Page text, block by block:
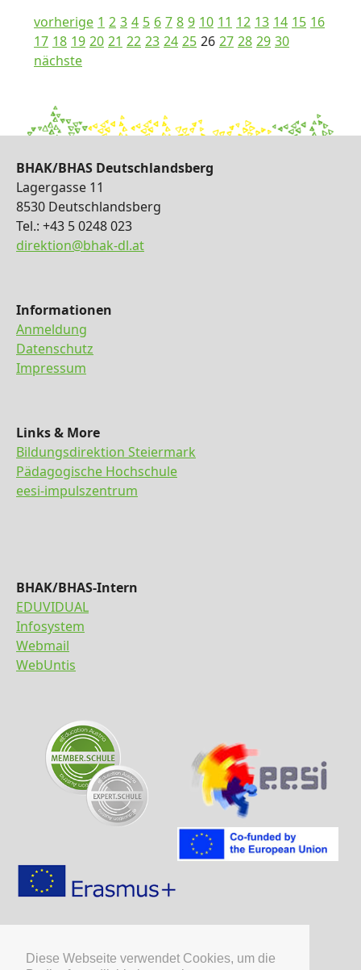
Diese Webseite verwendet Cookies, um die
vorherige 1 2 3 4 5 6 7 8 9 10 11 12 13 14 15 16
17 18 19 20 21 22 23 24 25 26 27 28 29 30
nächste
BHAK/BHAS Deutschlandsberg
Lagergasse 11
8530 Deutschlandsberg
Tel.: +43 5 0248 023
direktion@bhak-dl.at
Informationen
Anmeldung
Datenschutz
Impressum
Links & More
Bildungsdirektion Steiermark
Pädagogische Hochschule
eesi-impulszentrum
BHAK/BHAS-Intern
EDUVIDUAL
Infosystem
Webmail
WebUntis